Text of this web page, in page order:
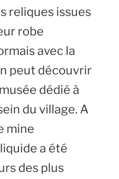
reliques issues
robe
avec la
peut découvrir
dédié à
du village. A
mine
a été
des plus